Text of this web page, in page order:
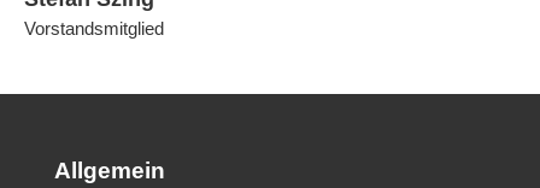
Vorstandsmitglied
Allgemein